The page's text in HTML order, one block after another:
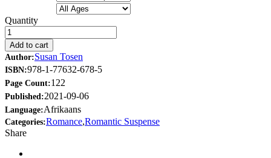
Quantity
Add to cart
Author:Susan Tosen
ISBN:978-1-77632-678-5
Page Count:122
Published:2021-09-06
Language:Afrikaans
Categories:Romance,Romantic Suspense
Share